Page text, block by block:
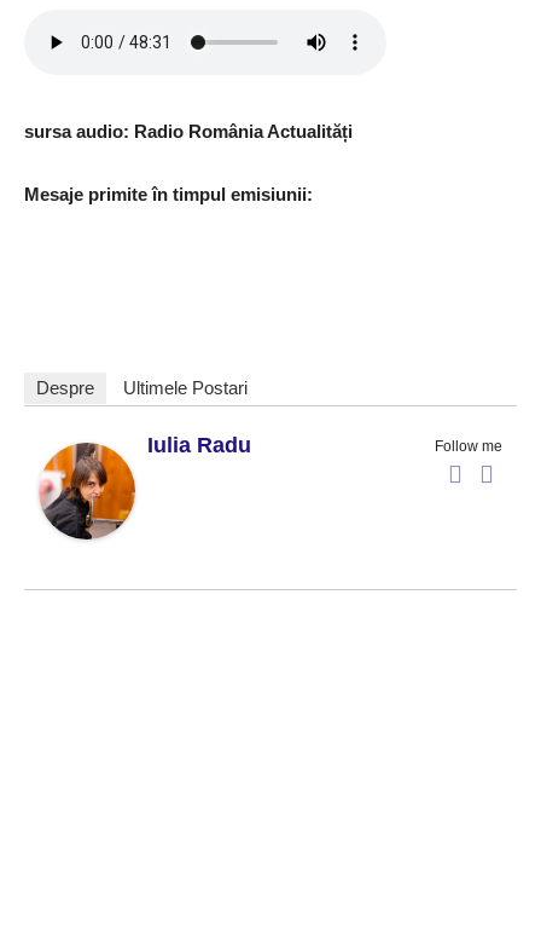
sursa audio: Radio România Actualități
Mesaje primite în timpul emisiunii:
Despre Ultimele Postari
Follow me
Iulia Radu